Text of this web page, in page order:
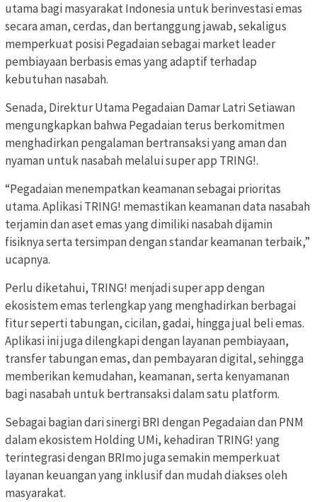
utama bagi masyarakat Indonesia untuk berinvestasi emas
secara aman, cerdas, dan bertanggung jawab, sekaligus
memperkuat posisi Pegadaian sebagai market leader
pembiayaan berbasis emas yang adaptif terhadap
kebutuhan nasabah.
Senada, Direktur Utama Pegadaian Damar Latri Setiawan
mengungkapkan bahwa Pegadaian terus berkomitmen
menghadirkan pengalaman bertransaksi yang aman dan
nyaman untuk nasabah melalui super app TRING!.
“Pegadaian menempatkan keamanan sebagai prioritas
utama. Aplikasi TRING! memastikan keamanan data nasabah
terjamin dan aset emas yang dimiliki nasabah dijamin
fisiknya serta tersimpan dengan standar keamanan terbaik,”
ucapnya.
Perlu diketahui, TRING! menjadi super app dengan
ekosistem emas terlengkap yang menghadirkan berbagai
fitur seperti tabungan, cicilan, gadai, hingga jual beli emas.
Aplikasi ini juga dilengkapi dengan layanan pembiayaan,
transfer tabungan emas, dan pembayaran digital, sehingga
memberikan kemudahan, keamanan, serta kenyamanan
bagi nasabah untuk bertransaksi dalam satu platform.
Sebagai bagian dari sinergi BRI dengan Pegadaian dan PNM
dalam ekosistem Holding UMi, kehadiran TRING! yang
terintegrasi dengan BRImo juga semakin memperkuat
layanan keuangan yang inklusif dan mudah diakses oleh
masyarakat.